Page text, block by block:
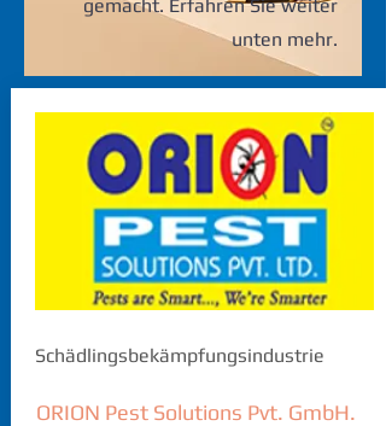
gemacht. Erfahren Sie weiter
unten mehr.
Schädlingsbekämpfungsindustrie
ORION Pest Solutions Pvt. GmbH.